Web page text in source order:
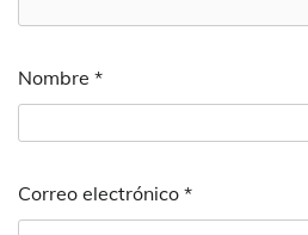
Nombre *
Correo electrónico *